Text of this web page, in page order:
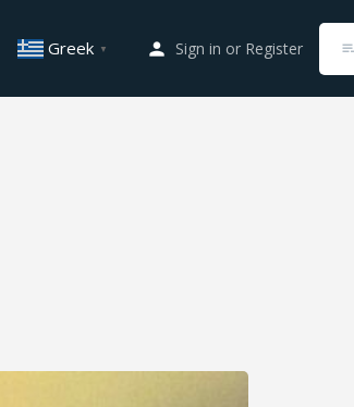
Greek ▼ Sign in or Register